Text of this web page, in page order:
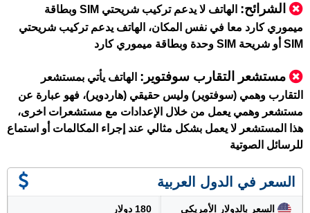
الشرائح:
الهاتف لا يدعم تركيب شريحتي SIM وبطاقة
ميموري كارد معا في نفس المكان، الهاتف يدعم تركيب شريحتي
SIM أو شريحة SIM وحدة وبطاقة ميموري كارد
مستشعر التقارب سوفتوير: الهاتف يأتي بمستشعر
التقارب وهمي (سوفتوير) وليس حقيقي (هاردوير)، فهو عبارة عن
مستشعر وهمي يعمل من خلال الإعدادات مع مستشعرات اخرى،
هذا المستشعر لا يعمل بشكل مثالي عند إجراء المكالمات أو استماع
للرسائل الصوتية
السعر في الدول العربية
السعر بالدولار الأمريكي 180 دولار